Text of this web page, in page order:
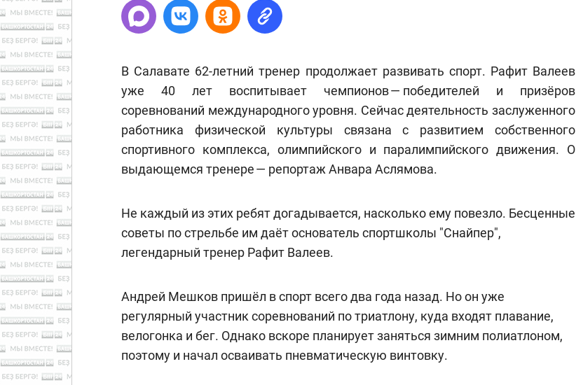
В Салавате 62-летний тренер продолжает развивать спорт. Рафит Валеев
уже 40 лет воспитывает чемпионов — победителей и призёров
соревнований международного уровня. Сейчас деятельность заслуженного
работника физической культуры связана с развитием собственного
спортивного комплекса, олимпийского и паралимпийского движения. О
выдающемся тренере — репортаж Анвара Аслямова.
Не каждый из этих ребят догадывается, насколько ему повезло. Бесценные
советы по стрельбе им даёт основатель спортшколы "Снайпер",
легендарный тренер Рафит Валеев.
Андрей Мешков пришёл в спорт всего два года назад. Но он уже
регулярный участник соревнований по триатлону, куда входят плавание,
велогонка и бег. Однако вскоре планирует заняться зимним полиатлоном,
поэтому и начал осваивать пневматическую винтовку.